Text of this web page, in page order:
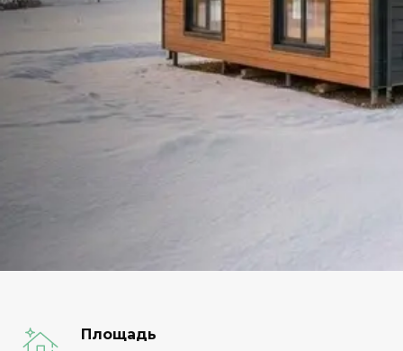
Площадь